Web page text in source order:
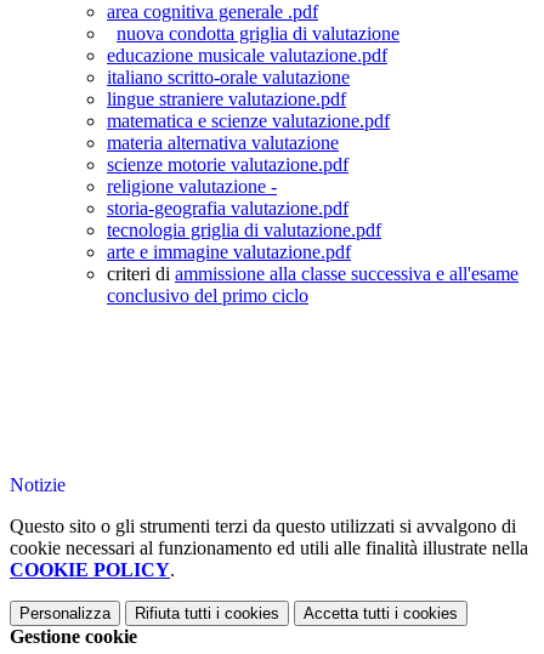
area cognitiva generale .pdf
nuova condotta griglia di valutazione
educazione musicale valutazione.pdf
italiano scritto-orale valutazione
lingue straniere valutazione.pdf
matematica e scienze valutazione.pdf
materia alternativa valutazione
scienze motorie valutazione.pdf
religione valutazione -
storia-geografia valutazione.pdf
tecnologia griglia di valutazione.pdf
arte e immagine valutazione.pdf
criteri di ammissione alla classe successiva e all'esame
conclusivo del primo ciclo
Notizie
Questo sito o gli strumenti terzi da questo utilizzati si avvalgono di
cookie necessari al funzionamento ed utili alle finalità illustrate nella
COOKIE POLICY.
Personalizza Rifiuta tutti i cookies Accetta tutti i cookies
Gestione cookie